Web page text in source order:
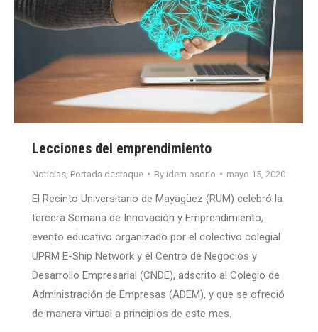
Lecciones del emprendimiento
Noticias Portada destaque By idem.osorio mayo 15, 2020
El Recinto Universitario de Mayagüez (RUM) celebró la
tercera Semana de Innovación y Emprendimiento,
evento educativo organizado por el colectivo colegial
UPRM E-Ship Network y el Centro de Negocios y
Desarrollo Empresarial (CNDE), adscrito al Colegio de
Administración de Empresas (ADEM), y que se ofreció
de manera virtual a principios de este mes.